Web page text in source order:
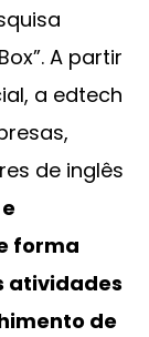
A partir
a edtech
de inglês
forma
atividades
de